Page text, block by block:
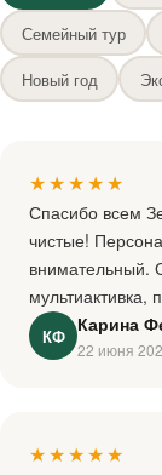
Семейный тур
Новый год
★★★★★
Спасибо всем
чистые!
внимательный.
мультиактивка,
КФ Карина
22 июня
★★★★★